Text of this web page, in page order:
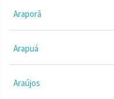
Araporã
Arapuá
Araújos